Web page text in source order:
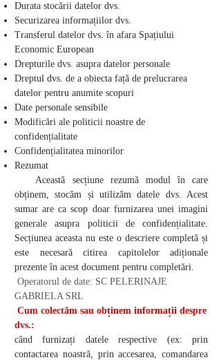
Durata stocării datelor dvs.
Securizarea informațiilor dvs.
Transferul datelor dvs. în afara Spațiului
Economic European
Drepturile dvs. asupra datelor personale
Dreptul dvs. de a obiecta față de prelucrarea
datelor pentru anumite scopuri
Date personale sensibile
Modificări ale politicii noastre de
confidențialitate
Confidențialitatea minorilor
Rezumat
Această secțiune rezumă modul în care
obținem, stocăm și utilizăm datele dvs. Acest
sumar are ca scop doar furnizarea unei imagini
generale asupra politicii de confidențialitate.
Secțiunea aceasta nu este o descriere completă și
este necesară citirea capitolelor adiționale
prezente în acest document pentru completări.
Operatorul de date: SC PELERINAJE
GABRIELA SRL
Cum colectăm sau obținem informații despre
dvs.:
când furnizați datele respective (ex: prin
contactarea noastră, prin accesarea, comandarea